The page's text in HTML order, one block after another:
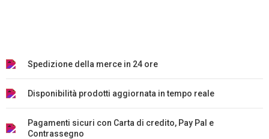
Spedizione della merce in 24 ore
Disponibilità prodotti aggiornata in tempo reale
Pagamenti sicuri con Carta di credito, Pay Pal e
Contrassegno